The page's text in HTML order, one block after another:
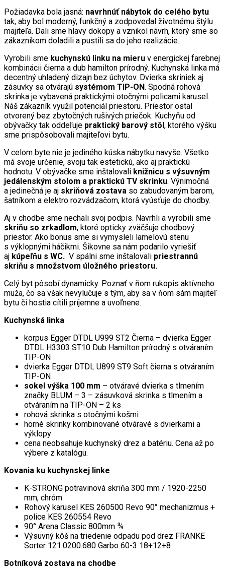
Požiadavka bola jasná: navrhnúť nábytok do celého bytu
tak, aby bol moderný, funkčný a zodpovedal životnému štýlu
majiteľa. Dali sme hlavy dokopy a vznikol návrh, ktorý sme so
zákazníkom doladili a pustili sa do jeho realizácie.
Vyrobili sme kuchynskú linku na mieru v energickej farebnej
kombinácii čierna a dub hamilton prírodný. Kuchynská linka má
decentný uhladený dizajn bez úchytov. Dvierka skriniek aj
zásuvky sa otvárajú systémom TIP-ON. Spodná rohová
skrinka je vybavená praktickými otočnými policami karusel.
Náš zákazník využil potenciál priestoru. Priestor ostal
otvorený bez zbytočných rušivých priečok. Kuchyňu od
obývačky tak oddeľuje praktický barový stôl, ktorého výšku
sme prispôsobovali majiteľovi bytu.
V celom byte nie je jediného kúska nábytku navyše. Všetko
má svoje určenie, svoju tak estetickú, ako aj praktickú
hodnotu. V obývačke sme inštalovali knižnicu s výsuvným
jedálenským stolom a praktickú TV skrinku. Výnimočná
a jedinečná je aj skriňová zostava so zabudovaným barom,
šatníkom a elektro rozvádzačom, ktorá vyúsťuje do chodby.
Aj v chodbe sme nechali svoj podpis. Navrhli a vyrobili sme
skriňu so zrkadlom, ktoré opticky zväčšuje chodbový
priestor. Ako bonus sme si vymysleli lamelovú stenu
s výklopnými háčikmi. Šikovne sa nám podarilo vyriešiť
aj kúpeľňu s WC. V spálni sme inštalovali priestrannú
skriňu s množstvom úložného priestoru.
Celý byt pôsobí dynamicky. Poznať v ňom rukopis aktívneho
muža, čo sa však nevylučuje s tým, aby sa v ňom sám majiteľ
bytu či hostia cítili príjemne a uvoľnene.
Kuchynská linka
korpus Egger DTDL U999 ST2 Čierna – dvierka Egger
DTDL H3303 ST10 Dub Hamilton prírodný s otváraním
TIP-ON
dvierka Egger DTDL U899 ST9 Soft čierna s otváraním
TIP-ON
sokel výška 100 mm – otváravé dvierka s tlmením
značky BLUM – 3 – zásuvková skrinka s tlmením a
otváraním na TIP-ON – 2 ks
rohová skrinka s otočnými košmi
horné skrinky kombinované otváravé s dvierkami a
výklopy
cena neobsahuje kuchynský drez a batériu. Cena až po
výbere z katalógu.
Kovania ku kuchynskej linke
K-STRONG potravinová skriňa 300 mm / 1920-2250
mm, chróm
Rohový karusel KES 260500 Revo 90° mechanizmus +
police KES 260554 Revo
90° Arena Classic 800mm ¾
Výsuvný kôš na triedenie odpadu pod drez FRANKE
Sorter 121.0200.680 Garbo 60-3 18+12+8
Botníková zostava na chodbe